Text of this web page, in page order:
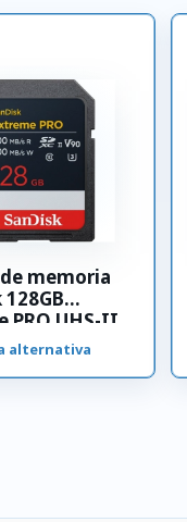
memoria
128GB
PRO UHS-II
MB/s
alternativa